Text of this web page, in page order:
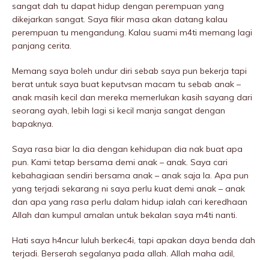
sangat dah tu dapat hidup dengan perempuan yang
dikejarkan sangat. Saya fikir masa akan datang kalau
perempuan tu mengandung. Kalau suami m4ti memang lagi
panjang cerita.
Memang saya boleh undur diri sebab saya pun bekerja tapi
berat untuk saya buat keputvsan macam tu sebab anak –
anak masih kecil dan mereka memerIukan kasih sayang dari
seorang ayah, lebih lagi si kecil manja sangat dengan
bapaknya.
Saya rasa biar la dia dengan kehidupan dia nak buat apa
pun. Kami tetap bersama demi anak – anak. Saya cari
kebahagiaan sendiri bersama anak – anak saja la. Apa pun
yang terjadi sekarang ni saya perlu kuat demi anak – anak
dan apa yang rasa perlu dalam hidup ialah cari keredhaan
Allah dan kumpul amalan untuk bekalan saya m4ti nanti.
Hati saya h4ncur luIuh berkec4i, tapi apakan daya benda dah
terjadi. Berserah segalanya pada allah. Allah maha adil,